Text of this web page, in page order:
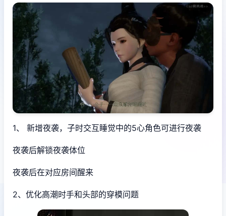
1、 新增夜袭，子时交互睡觉中的5心角色可进行夜袭
夜袭后解锁夜袭体位
夜袭后在对应房间醒来
2、优化高潮时手和头部的穿模问题